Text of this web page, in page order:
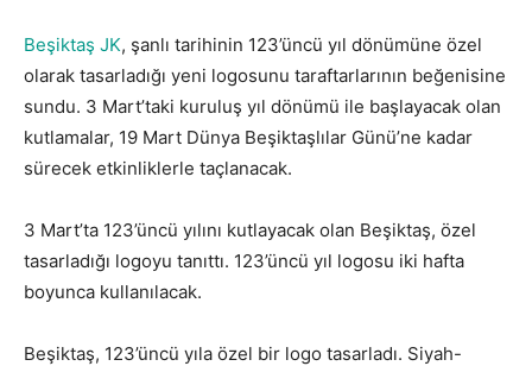
Beşiktaş JK, şanlı tarihinin 123’üncü yıl dönümüne özel
olarak tasarladığı yeni logosunu taraftarlarının beğenisine
sundu. 3 Mart’taki kuruluş yıl dönümü ile başlayacak olan
kutlamalar, 19 Mart Dünya Beşiktaşlılar Günü’ne kadar
sürecek etkinliklerle taçlanacak.
3 Mart’ta 123’üncü yılını kutlayacak olan Beşiktaş, özel
tasarladığı logoyu tanıttı. 123’üncü yıl logosu iki hafta
boyunca kullanılacak.
Beşiktaş, 123’üncü yıla özel bir logo tasarladı. Siyah-